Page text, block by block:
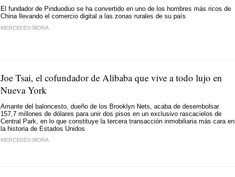
El fundador de Pinduoduo se ha convertido en uno de los hombres más ricos de
China llevando el comercio digital a las zonas rurales de su país
MERCEDES MORA
Joe Tsai, el cofundador de Alibaba que vive a todo lujo en
Nueva York
Amante del baloncesto, dueño de los Brooklyn Nets, acaba de desembolsar
157,7 millones de dólares para unir dos pisos en un exclusivo rascacielos de
Central Park, en lo que constituye la tercera transacción inmobiliaria más cara en
la historia de Estados Unidos
MERCEDES MORA